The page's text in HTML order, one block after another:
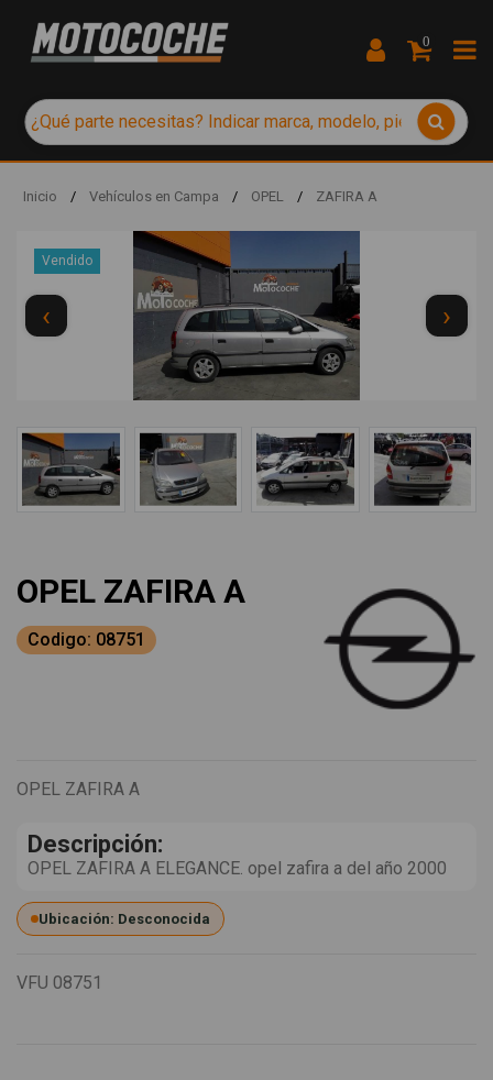
0
Inicio / Vehículos en Campa / OPEL / ZAFIRA A
Vendido
‹ ›
OPEL ZAFIRA A
Codigo: 08751
OPEL ZAFIRA A
Descripción:
OPEL ZAFIRA A ELEGANCE. opel zafira a del año 2000
Ubicación: Desconocida
VFU 08751